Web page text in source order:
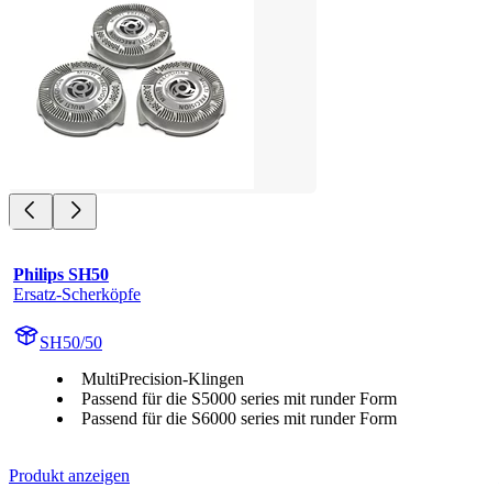
Philips SH50
Ersatz-Scherköpfe
SH50/50
MultiPrecision-Klingen
Passend für die S5000 series mit runder Form
Passend für die S6000 series mit runder Form
Produkt anzeigen